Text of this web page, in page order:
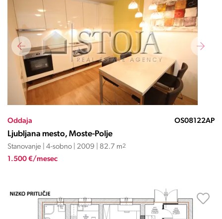
Oddaja OS08122AP
Ljubljana mesto, Moste-Polje
Stanovanje | 4-sobno | 2009 | 82.7 m2
1.500 €/mesec